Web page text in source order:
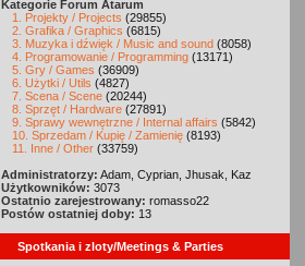
Kategorie Forum Atarum
1. Projekty / Projects (29855)
2. Grafika / Graphics (6815)
3. Muzyka i dźwięk / Music and sound (8058)
4. Programowanie / Programming (13171)
5. Gry / Games (36909)
6. Użytki / Utils (4827)
7. Scena / Scene (20244)
8. Sprzęt / Hardware (27891)
9. Sprawy wewnętrzne / Internal affairs (5842)
10. Sprzedam / Kupię / Zamienię (8193)
11. Inne / Other (33759)
Administratorzy: Adam, Cyprian, Jhusak, Kaz
Użytkowników: 3073
Ostatnio zarejestrowany: romasso22
Postów ostatniej doby: 13
Spotkania i zloty/Meetings & Parties